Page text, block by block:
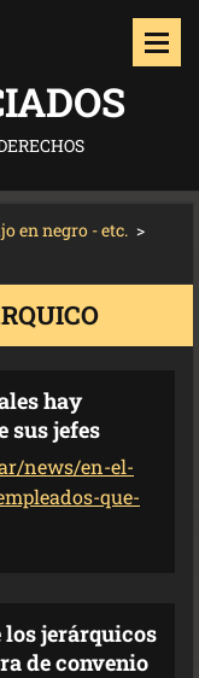
en negro - etc. >
hay
sus jefes
news/en-el-
que-
jerárquicos
de convenio